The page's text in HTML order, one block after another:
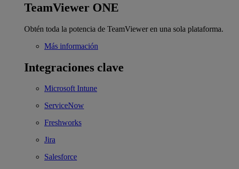
TeamViewer ONE
Obtén toda la potencia de TeamViewer en una sola plataforma.
Más información
Integraciones clave
Microsoft Intune
ServiceNow
Freshworks
Jira
Salesforce